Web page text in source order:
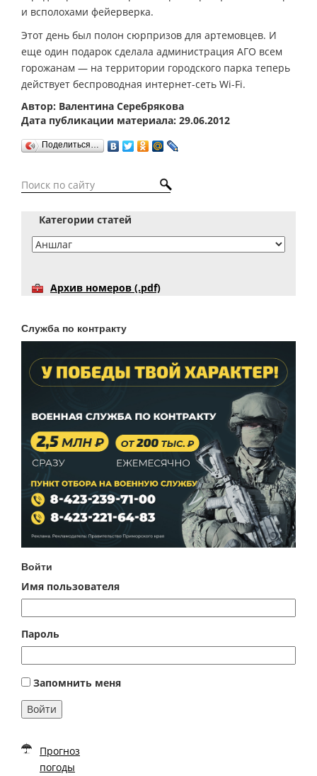
и всполохами фейерверка.
Этот день был полон сюрпризов для артемовцев. И
еще один подарок сделала администрация АГО всем
горожанам — на территории городского парка теперь
действует беспроводная интернет-сеть Wi-Fi.
Автор: Валентина Серебрякова
Дата публикации материала: 29.06.2012
Поделиться…
Категории статей
Архив номеров (.pdf)
Служба по контракту
Войти
Имя пользователя
Пароль
Запомнить меня
Войти
Прогноз
погоды